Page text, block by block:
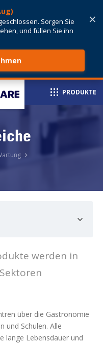
Sorgen Sie
und füllen Sie ihn
×
PRODUKTE
werden in
über die Gastronomie
und Schulen. Alle
lange Lebensdauer und